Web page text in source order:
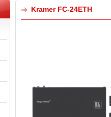
Kramer FC-24ETH